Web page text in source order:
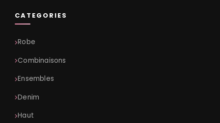
CATEGORIES
Robe
Combinaisons
Ensembles
Denim
Haut